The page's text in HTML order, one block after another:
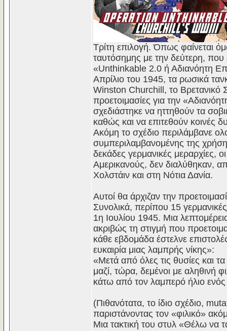
Τρίτη επιλογή. Όπως φαίνεται
ταυτόσημης με την δεύτερη, που
«Unthinkable 2.0 ή Αδιανόητη
Απρίλιο του 1945, τα ρωσικά
Winston Churchill, το Βρετανικό
προετοιμασίες για την
σχεδιάστηκε να ηττηθούν τα
καθώς και να επιτεθούν κοινές
Ακόμη το σχέδιο περιλάμβανε
συμπεριλαμβανομένης της
δεκάδες γερμανικές μεραρχίες,
Αμερικανούς, δεν διαλύθηκαν,
Χολστάιν και στη Νότια Δανία.
Αυτοί θα άρχιζαν την
Συνολικά, περίπου 15
1η Ιουλίου 1945. Μια
ακριβώς τη στιγμή που
κάθε εβδομάδα έστελνε
ευκαιρία μιας λαμπρής νίκης»:
«Μετά από όλες τις θυσίες και
μαζί, τώρα, δεμένοι με αληθινή
κάτω από τον λαμπερό ήλιο
(Πιθανότατα, το ίδιο σχέδιο,
παριστάνοντας τον «φιλικό»
Μια τακτική του στυλ «Θέλω να